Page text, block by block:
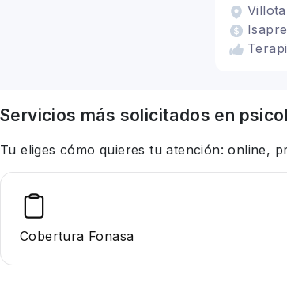
Isapre
Servicios más solicitados en
Tu eliges cómo quieres tu atención: online,
Cobertura Fonasa